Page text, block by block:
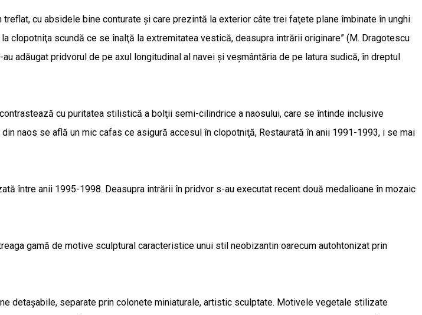
cu absidele bine conturate şi care prezintă la exterior câte trei faţete plane îmbinate în unghi.
clopotniţa scundă ce se înalţă la extremitatea vestică, deasupra intrării originare” (M. Dragotescu
adăugat pridvorul de pe axul longitudinal al navei şi veşmântăria de pe latura sudică, în dreptul
cu puritatea stilistică a bolţii semi-cilindrice a naosului, care se întinde inclusive
naos se află un mic cafas ce asigură accesul în clopotniţă, Restaurată în anii 1991-1993, i se mai
între anii 1995-1998. Deasupra intrării în pridvor s-au executat recent două medalioane în mozaic
gamă de motive sculptural caracteristice unui stil neobizantin oarecum autohtonizat prin
detaşabile, separate prin colonete miniaturale, artistic sculptate. Motivele vegetale stilizate